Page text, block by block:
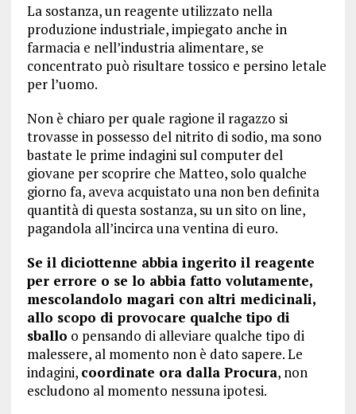
La sostanza, un reagente utilizzato nella
produzione industriale, impiegato anche in
farmacia e nell’industria alimentare, se
concentrato può risultare tossico e persino letale
per l’uomo.
Non è chiaro per quale ragione il ragazzo si
trovasse in possesso del nitrito di sodio, ma sono
bastate le prime indagini sul computer del
giovane per scoprire che Matteo, solo qualche
giorno fa, aveva acquistato una non ben definita
quantità di questa sostanza, su un sito on line,
pagandola all’incirca una ventina di euro.
Se il diciottenne abbia ingerito il reagente
per errore o se lo abbia fatto volutamente,
mescolandolo magari con altri medicinali,
allo scopo di provocare qualche tipo di
sballo o pensando di alleviare qualche tipo di
malessere, al momento non è dato sapere. Le
indagini, coordinate ora dalla Procura, non
escludono al momento nessuna ipotesi.